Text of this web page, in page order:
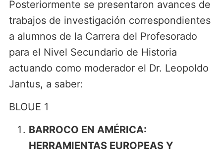
Posteriormente se presentaron avances de
trabajos de investigación correspondientes
a alumnos de la Carrera del Profesorado
para el Nivel Secundario de Historia
actuando como moderador el Dr. Leopoldo
Jantus, a saber:
BLOUE 1
BARROCO EN AMÉRICA:
HERRAMIENTAS EUROPEAS Y